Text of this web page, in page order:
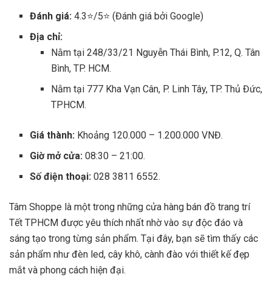
Đánh giá: 4.3⭐/5⭐ (Đánh giá bởi Google)
Địa chỉ:
Nằm tại 248/33/21 Nguyễn Thái Bình, P.12, Q. Tân
Bình, TP. HCM.
Nằm tại 777 Kha Vạn Cân, P. Linh Tây, TP. Thủ Đức,
TPHCM.
Giá thành: Khoảng 120.000 – 1.200.000 VNĐ.
Giờ mở cửa: 08:30 – 21:00.
Số điện thoại: 028 3811 6552.
Tâm Shoppe là một trong những cửa hàng bán đồ trang trí
Tết TPHCM được yêu thích nhất nhờ vào sự độc đáo và
sáng tạo trong từng sản phẩm. Tại đây, bạn sẽ tìm thấy các
sản phẩm như đèn led, cây khô, cành đào với thiết kế đẹp
mắt và phong cách hiện đại.